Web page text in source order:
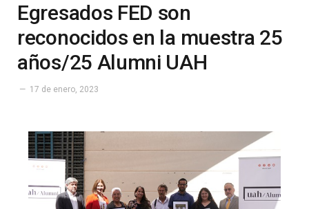
Egresados FED son
reconocidos en la muestra 25
años/25 Alumni UAH
17 de enero, 2023